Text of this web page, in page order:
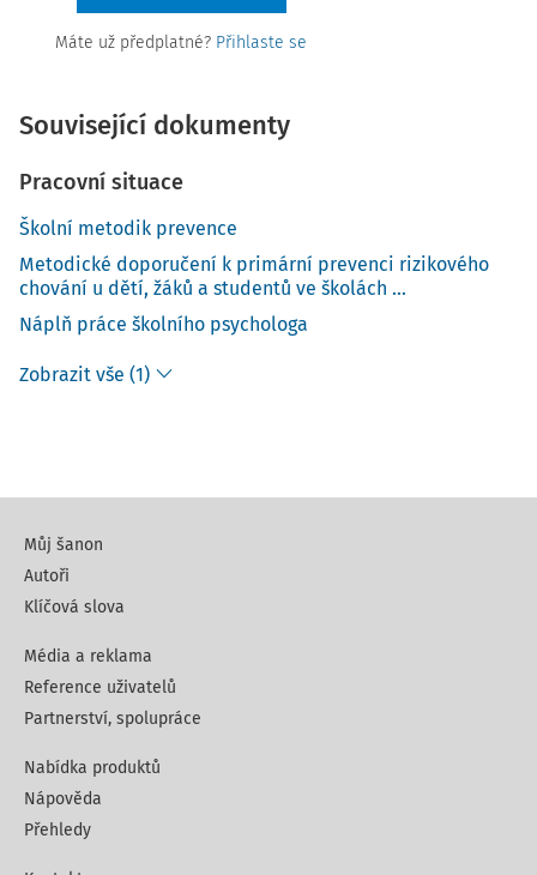
Máte už předplatné? Přihlaste se
Související dokumenty
Pracovní situace
Školní metodik prevence
Metodické doporučení k primární prevenci rizikového
chování u dětí, žáků a studentů ve školách ...
Náplň práce školního psychologa
Zobrazit vše (1)
Můj šanon
Autoři
Klíčová slova
Média a reklama
Reference uživatelů
Partnerství, spolupráce
Nabídka produktů
Nápověda
Přehledy